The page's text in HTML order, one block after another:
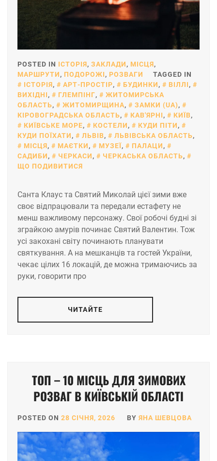
POSTED IN ІСТОРІЯ, ЗАКЛАДИ, МІСЦЯ,
МАРШРУТИ, ПОДОРОЖІ, РОЗВАГИ
TAGGED IN
ІСТОРІЯ, АРТ-ПРОСТІР, БУДИНКИ, ВІЛЛІ,
ВИХІДНІ, ГЛЕМПІНГ,
ЖИТОМИРСЬКА
ОБЛАСТЬ, ЖИТОМИРЩИНА, ЗАМКИ (UA),
КІРОВОГРАДСЬКА ОБЛАСТЬ, КАВ'ЯРНІ, КИЇВ,
КИЇВСЬКЕ МОРЕ, КОСТЕЛИ, КУДИ ПІТИ,
КУДИ ПОЇХАТИ, ЛЬВІВ, ЛЬВІВСЬКА ОБЛАСТЬ,
МІСЦЯ, МАЄТКИ, МУЗЕЇ, ПАЛАЦИ,
САДИБИ, ЧЕРКАСИ, ЧЕРКАСЬКА ОБЛАСТЬ,
ЩО ПОДИВИТИСЯ
Санта Клаус та Святий Миколай цієї зими вже
своє відпрацювали та передали естафету не
менш важливому персонажу. Свої робочі будні зі
зграйкою амурів починає Святий Валентин. Тож
усі закохані світу починають планувати
святкування. А на мешканців та гостей України,
чекає цілих 16 локацій, де можна тримаючись за
руки, говорити про
ЧИТАЙТЕ
ТОП – 10 МІСЦЬ ДЛЯ ЗИМОВИХ
РОЗВАГ В КИЇВСЬКІЙ ОБЛАСТІ
POSTED ON 28 СІЧНЯ, 2026 BY ЯНА ШЕВЦОВА